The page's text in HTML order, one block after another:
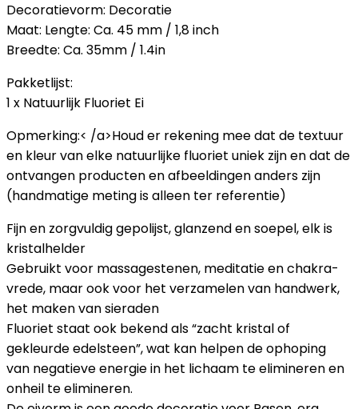
Decoratievorm: Decoratie
Maat: Lengte: Ca. 45 mm / 1,8 inch
Breedte: Ca. 35mm / 1.4in
Pakketlijst:
1 x Natuurlijk Fluoriet Ei
Opmerking:< /a>Houd er rekening mee dat de textuur
en kleur van elke natuurlijke fluoriet uniek zijn en dat de
ontvangen producten en afbeeldingen anders zijn
(handmatige meting is alleen ter referentie)
Fijn en zorgvuldig gepolijst, glanzend en soepel, elk is
kristalhelder
Gebruikt voor massagestenen, meditatie en chakra-
vrede, maar ook voor het verzamelen van handwerk,
het maken van sieraden
Fluoriet staat ook bekend als “zacht kristal of
gekleurde edelsteen”, wat kan helpen de ophoping
van negatieve energie in het lichaam te elimineren en
onheil te elimineren.